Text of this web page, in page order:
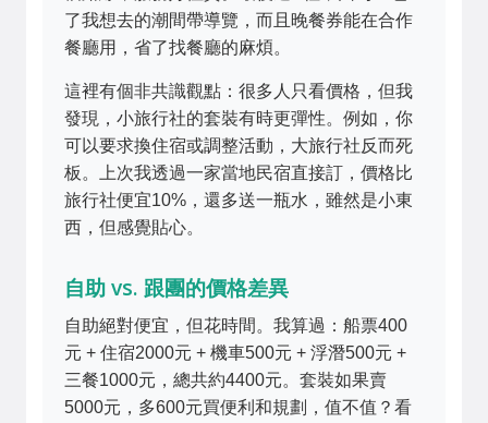
了我想去的潮間帶導覽，而且晚餐券能在合作
餐廳用，省了找餐廳的麻煩。
這裡有個非共識觀點：很多人只看價格，但我
發現，小旅行社的套裝有時更彈性。例如，你
可以要求換住宿或調整活動，大旅行社反而死
板。上次我透過一家當地民宿直接訂，價格比
旅行社便宜10%，還多送一瓶水，雖然是小東
西，但感覺貼心。
自助 vs. 跟團的價格差異
自助絕對便宜，但花時間。我算過：船票400
元 + 住宿2000元 + 機車500元 + 浮潛500元 +
三餐1000元，總共約4400元。套裝如果賣
5000元，多600元買便利和規劃，值不值？看